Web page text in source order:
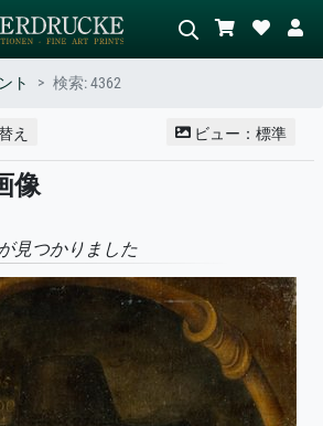
AI画像検索
ルで検索
派、北
シーンを説明してください – 例：
ト 検索: 4362
え ビュー：標準
像
見つかりました